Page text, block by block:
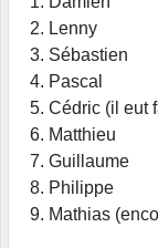
Lenny
Sébastien
Pascal
Cédric (il eut
Matthieu
Guillaume
Philippe
Mathias